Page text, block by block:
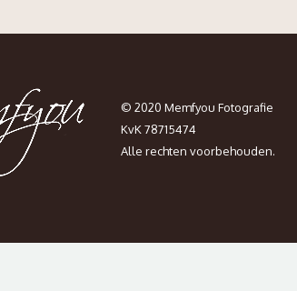
© 2020 Memfyou Fotografie
KvK 78715474
Alle rechten voorbehouden.